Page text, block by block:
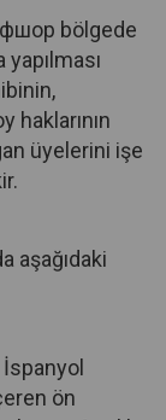
bölgede
yapılması
haklarının
üyelerini işe
aşağıdaki
ön